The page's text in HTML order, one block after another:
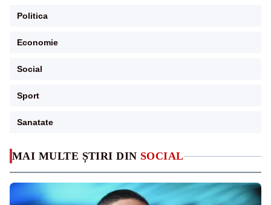
MAI MULTE ȘTIRI DIN SOCIAL
Politica
Economie
Social
Sport
Sanatate